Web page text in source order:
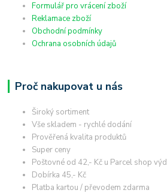
Formulář pro vrácení zboží
Reklamace zboží
Obchodní podmínky
Ochrana osobních údajů
Proč nakupovat u nás
Široký sortiment
Vše skladem - rychlé dodání
Prověřená kvalita produktů
Super ceny
Poštovné od 42,- Kč u Parcel shop
Dobírka 45,- Kč
Platba kartou / převodem zdarma